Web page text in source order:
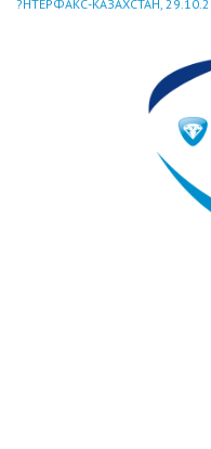
?НТЕРФАКС-КАЗАХСТАН,